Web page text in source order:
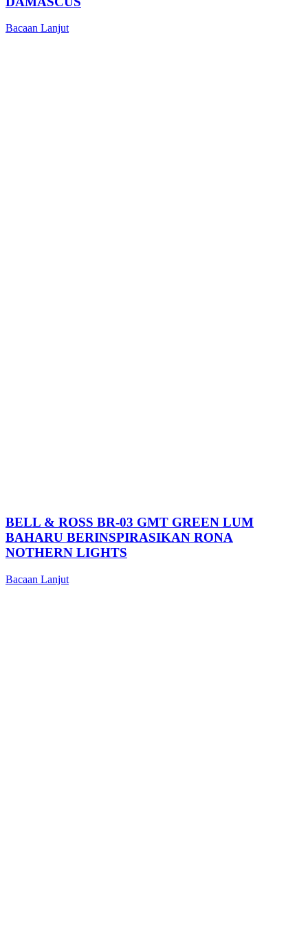
Bacaan Lanjut
BELL & ROSS BR-03 GMT GREEN LUM
BAHARU BERINSPIRASIKAN RONA
NOTHERN LIGHTS
Bacaan Lanjut